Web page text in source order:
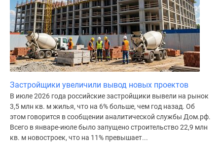
Застройщики увеличили вывод новых проектов
В июле 2026 года российские застройщики вывели на рынок
3,5 млн кв. м жилья, что на 6% больше, чем год назад. Об
этом говорится в сообщении аналитической службы Дом.рф.
Всего в январе-июле было запущено строительство 22,9 млн
кв. м новостроек, что на 11% превышает...